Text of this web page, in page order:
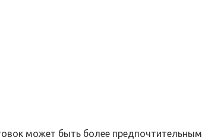
может быть более предпочтительным